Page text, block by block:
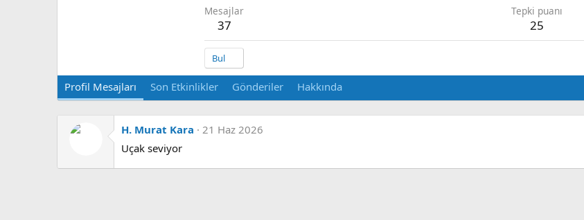
Mesajlar
37
Tepki puanı
25
Bul
Profil Mesajları Son Etkinlikler Gönderiler Hakkında
H. Murat Kara
21 Haz 2026
Uçak seviyor